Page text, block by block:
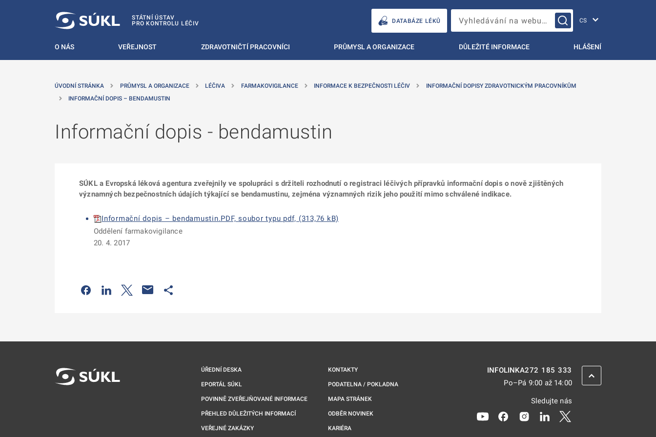
STÁTNÍ ÚSTAV
PRO KONTROLU LÉČIV
DATABÁZE LÉKŮ Vyhledávání na webu…
O NÁS VEŘEJNOST ZDRAVOTNIČTÍ PRACOVNÍCI PRŮMYSL A ORGANIZACE DŮLEŽITÉ INFORMACE HLÁŠENÍ
ÚVODNÍ STRÁNKA PRŮMYSL A ORGANIZACE LÉČIVA FARMAKOVIGILANCE INFORMACE K BEZPEČNOSTI LÉČIV
INFORMAČNÍ DOPISY ZDRAVOTNICKÝM PRACOVNÍKŮM
INFORMAČNÍ DOPIS – BENDAMUSTIN
Informační dopis - bendamustin
SÚKL a Evropská léková agentura zveřejnily ve spolupráci s držiteli rozhodnutí o registraci léčivých přípravků informační dopis o nově zjištěných
významných bezpečnostních údajích týkající se bendamustinu, zejména významných rizik jeho použití mimo schválené indikace.
Informační dopis – bendamustin.PDF, soubor typu pdf, (313,76 kB)
Oddělení farmakovigilance
20. 4. 2017
Odkaz se otevře na nové kartě
Odkaz se otevře na nové kartě
Odkaz se otevře na nové kartě
ÚŘEDNÍ DESKA
EPORTÁL SÚKL
POVINNĚ ZVEŘEJŇOVANÉ INFORMACE
PŘEHLED DŮLEŽITÝCH INFORMACÍ
VEŘEJNÉ ZAKÁZKY
KONTAKTY
PODATELNA / POKLADNA
MAPA STRÁNEK
ODBĚR NOVINEK
KARIÉRA
INFOLINKA272 185 333
Po–Pá 9:00 až 14:00
Sledujte nás
Odkaz se otevře na nové kartě
Odkaz se otevře na nové kartě
Odkaz se otevře na nové kartě
Odkaz se otevře na nové
ZPĚT NAHORU